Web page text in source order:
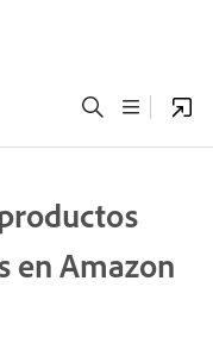
en Amazon